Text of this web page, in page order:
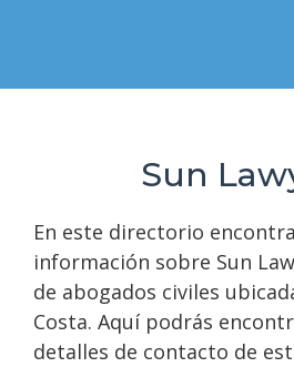
Sun
En este directorio
información sobre Sun
de abogados civiles
Costa. Aquí podrás
detalles de contacto de